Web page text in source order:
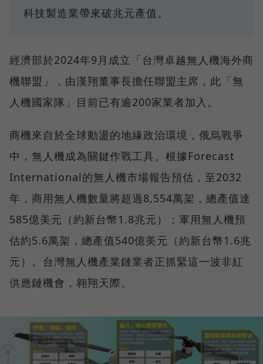
科技製造業帶來破兆元產值。
經濟部於2024年9月成立「台灣卓越無人機海外商
機聯盟」，由漢翔董事長擔任聯盟主席，此「無
人機國家隊」目前已有逾200家業者加入。
商機來自於全球動盪的地緣政治環境，俄烏戰爭
中，無人機成為關鍵作戰工具。根據Forecast
International的無人機市場報告預估，至2032
年，商用無人機數量將超過8,554萬架，總產值達
585億美元（約新台幣1.8兆元）；軍用無人機預
估約5.6萬架，總產值540億美元（約新台幣1.6兆
元）。台灣無人機產業鏈業者正抓緊這一波非紅
供應鏈機會，翱翔天際。